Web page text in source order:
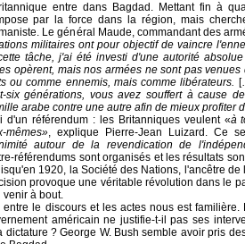
entre dans Bagdad. Mettant fin à
par la force dans la région, mais
Le général Maude, commandant des
militaires ont pour objectif de vaincre
tâche, j'ai été investi d'une autorité
opèrent, mais nos armées ne sont pas
ou comme ennemis, mais comme libérateurs.
six générations, vous avez souffert à cause
arabe contre une autre afin de mieux profiter
d'un référendum : les Britanniques veulent «à
, explique Pierre-Jean Luizard. Ce
autour de la revendication de
référendums sont organisés et les résultats
1920, la Société des Nations, l'ancêtre de
provoque une véritable révolution dans le
venir à bout.
le discours et les actes nous est familière.
américain ne justifie-t-il pas ses
? George W. Bush semble avoir pris